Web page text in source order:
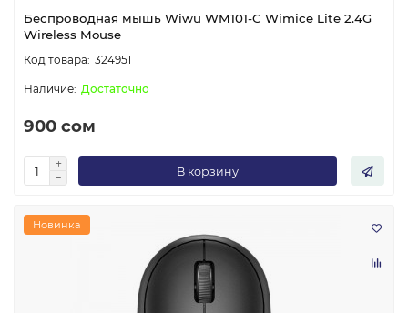
Беспроводная мышь Wiwu WM101-C Wimice Lite 2.4G
Wireless Mouse
324951
Достаточно
900 сом
В корзину
Новинка